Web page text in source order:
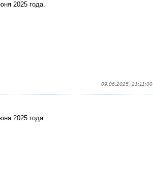
2025 года.
09.06.2025, 21:11:00
2025 года.